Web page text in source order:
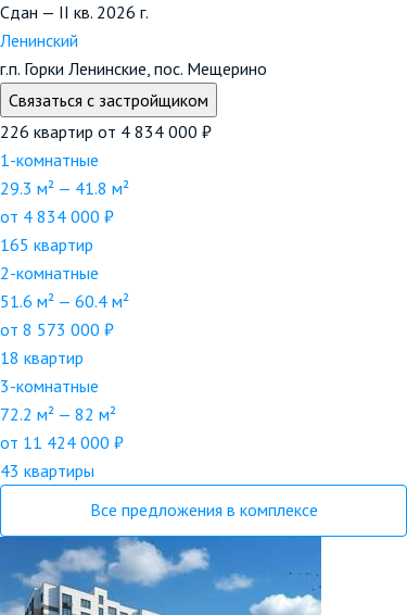
Сдан — II кв. 2026 г.
Ленинский
г.п. Горки Ленинские, пос. Мещерино
Связаться с застройщиком
226 квартир от 4 834 000 ₽
1-комнатные
29.3 м² — 41.8 м²
от 4 834 000 ₽
165 квартир
2-комнатные
51.6 м² — 60.4 м²
от 8 573 000 ₽
18 квартир
3-комнатные
72.2 м² — 82 м²
от 11 424 000 ₽
43 квартиры
Все предложения в комплексе